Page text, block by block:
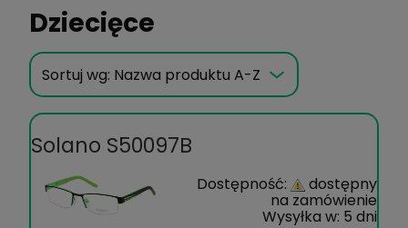
Dziecięce
Sortuj wg: Nazwa produktu A-Z
Solano S50097B
Dostępność: dostępny
na zamówienie
Wysyłka w: 5 dni